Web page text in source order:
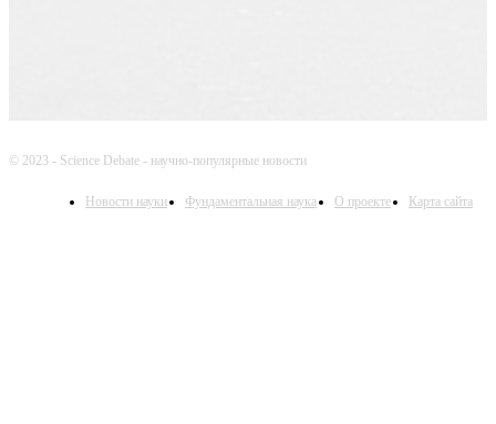
© 2023 - Science Debate - научно-популярные новости
Новости науки Фундаментальная наука О проекте Карта сайта